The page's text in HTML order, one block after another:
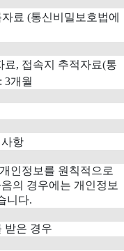
료 (통신비밀보호법에
, 접속지 추적자료(통
3개월
항
인정보를 원칙적으로
의 경우에는 개인정보
니다.
받은 경우